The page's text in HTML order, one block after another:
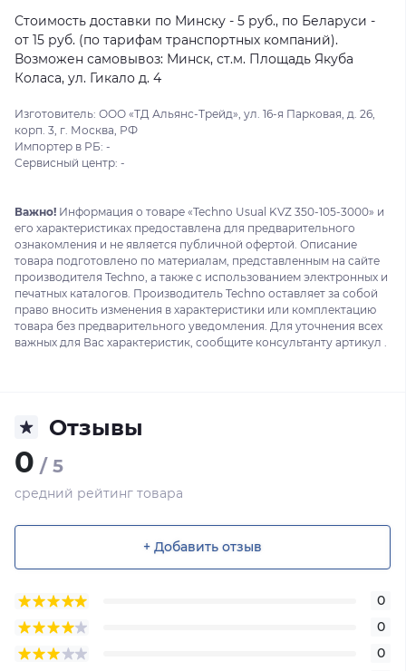
Стоимость доставки по Минску - 5 руб., по Беларуси -
от 15 руб. (по тарифам транспортных компаний).
Возможен самовывоз: Минск, ст.м. Площадь Якуба
Коласа, ул. Гикало д. 4
Изготовитель: ООО «ТД Альянс-Трейд», ул. 16-я Парковая, д. 26,
корп. 3, г. Москва, РФ
Импортер в РБ: -
Сервисный центр: -
Важно! Информация о товаре «Techno Usual KVZ 350-105-3000» и
его характеристиках предоставлена для предварительного
ознакомления и не является публичной офертой. Описание
товара подготовлено по материалам, представленным на сайте
производителя Techno, а также с использованием электронных и
печатных каталогов. Производитель Techno оставляет за собой
право вносить изменения в характеристики или комплектацию
товара без предварительного уведомления. Для уточнения всех
важных для Вас характеристик, сообщите консультанту артикул .
Отзывы
0 / 5
средний рейтинг товара
+ Добавить отзыв
0
0
0